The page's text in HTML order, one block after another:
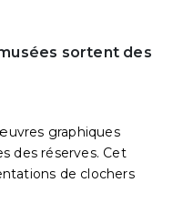
sortent des
graphiques
des réserves. Cet
de clochers